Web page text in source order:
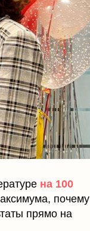
на 100
почему
прямо на